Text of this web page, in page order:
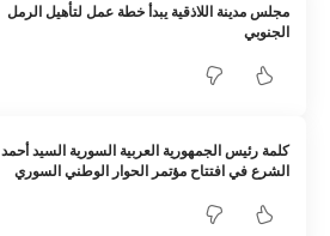
مجلس مدينة اللاذقية يبدأ خطة عمل لتأهيل الرمل
الجنوبي
كلمة رئيس الجمهورية العربية السورية السيد أحمد
الشرع في افتتاح مؤتمر الحوار الوطني السوري